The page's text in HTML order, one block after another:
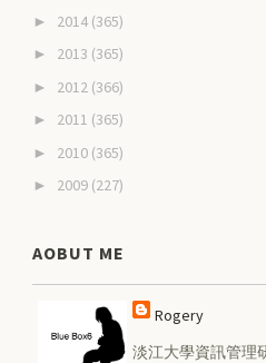
► 2014 (365)
► 2013 (365)
► 2012 (366)
► 2011 (365)
► 2010 (365)
► 2009 (227)
AOBUT ME
Rogery
淡江大學資訊管理